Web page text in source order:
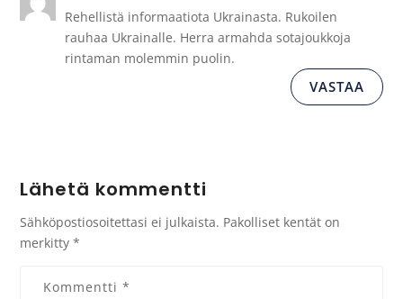
Rehellistä informaatiota Ukrainasta. Rukoilen
rauhaa Ukrainalle. Herra armahda sotajoukkoja
rintaman molemmin puolin.
VASTAA
Lähetä kommentti
Sähköpostiosoitettasi ei julkaista. Pakolliset kentät on
merkitty*